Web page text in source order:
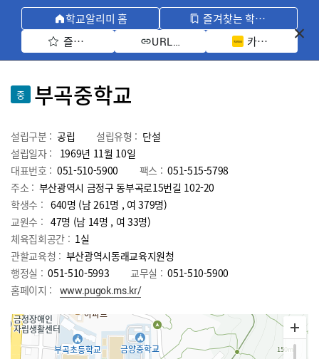
학교알리미 홈
즐겨찾는 학교 모아보기
즐겨찾기 선택
URL 복사 카카오톡 공유
중 부곡중학교
설립구분 : 공립 설립유형 : 단설
설립일자 :
1969년 11월 10일
대표번호 : 051-510-5900 팩스 : 051-515-5798
주소 : 부산광역시 금정구 동부곡로15번길 102-20
학생수 : 640명 (남 261명 , 여 379명)
교원수 : 47명 (남 14명 , 여 33명)
체육집회공간 : 1실
관할교육청 : 부산광역시동래교육지원청
행정실 : 051-510-5993 교무실 : 051-510-5900
홈페이지 :
www.pugok.ms.kr/